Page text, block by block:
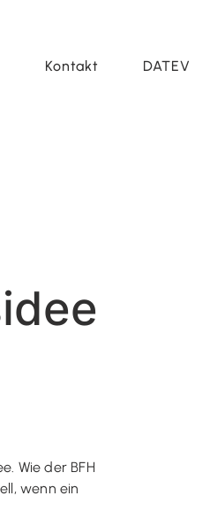
Kontakt DATEV
Wie der BFH
wenn ein